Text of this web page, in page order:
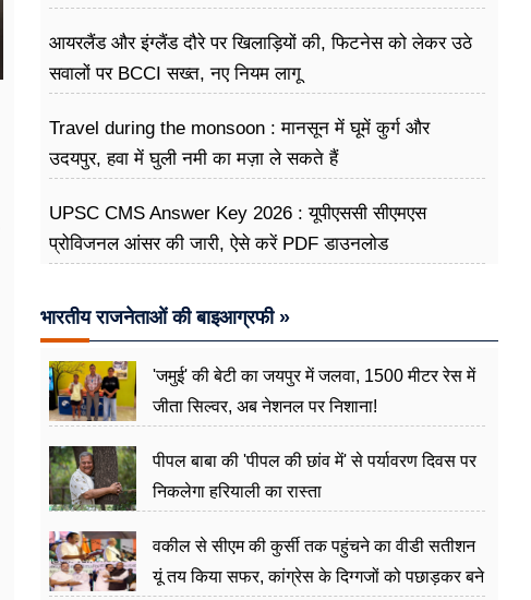
आयरलैंड और इंग्लैंड दौरे पर खिलाड़ियों की, फिटनेस को लेकर उठे
सवालों पर BCCI सख्त, नए नियम लागू
Travel during the monsoon : मानसून में घूमें कुर्ग और
उदयपुर, हवा में घुली नमी का मज़ा ले सकते हैं
UPSC CMS Answer Key 2026 : यूपीएससी सीएमएस
प्रोविजनल आंसर की जारी, ऐसे करें PDF डाउनलोड
भारतीय राजनेताओं की बाइआग्रफी »
'जमुई' की बेटी का जयपुर में जलवा, 1500 मीटर रेस में
जीता सिल्वर, अब नेशनल पर निशाना!
पीपल बाबा की 'पीपल की छांव में' से पर्यावरण दिवस पर
निकलेगा हरियाली का रास्ता
वकील से सीएम की कुर्सी तक पहुंचने का वीडी सतीशन
यूं तय किया सफर, कांग्रेस के दिग्गजों को पछाड़कर बने